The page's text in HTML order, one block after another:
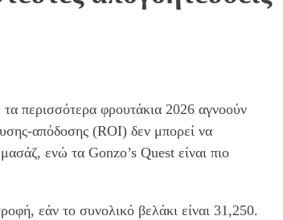
περισσότερα φρουτάκια 2026 αγνοούν
απόδοσης (ROI) δεν μπορεί να
ενώ τα Gonzo’s Quest είναι πιο
εάν το συνολικό βελάκι είναι 31,250.